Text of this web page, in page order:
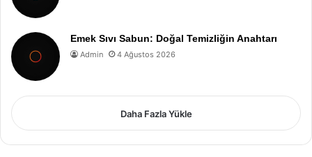
Emek Sıvı Sabun: Doğal Temizliğin Anahtarı
Admin 4 Ağustos 2026
Daha Fazla Yükle